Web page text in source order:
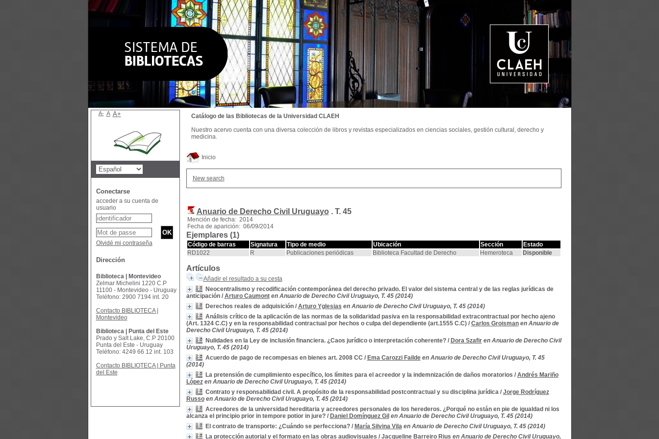
Inicio
New search
Anuario de Derecho Civil Uruguayo . T. 45
Mención de fecha: 2014
Fecha de aparición: 06/09/2014
Ejemplares (1)
Código de barras Signatura Tipo de medio Ubicación Sección
Estado
RD1022
R Publicaciones periódicas Biblioteca Facultad de Derecho Hemeroteca Disponible
Artículos
Añadir el resultado a su cesta
Neocentralismo y recodificación contemporánea del derecho privado. El valor del sistema central y de las reglas jurídicas de
anticipación/ Arturo Caumont en Anuario de Derecho Civil Uruguayo, T. 45 (2014)
Derechos reales de adquisición/ Arturo Yglesias en Anuario de Derecho Civil Uruguayo, T. 45 (2014)
Análisis crítico de la aplicación de las normas de la solidaridad pasiva en la responsabilidad extracontractual por hecho ajeno
(Art. 1324 C.C) y en la responsabilidad contractual por hechos o culpa del dependiente (art.1555 C.C)/ Carlos Groisman en Anuario de
Derecho Civil Uruguayo, T. 45 (2014)
Nulidades en la Ley de inclusión financiera. ¿Caos jurídico o interpretación coherente?/ Dora Szafir en Anuario de Derecho Civil
Uruguayo, T. 45 (2014)
Acuerdo de pago de recompesas en bienes art. 2008 CC / Ema Carozzi Failde en Anuario de Derecho Civil Uruguayo, T. 45
(2014)
La pretensión de cumplimiento específico, los límites para el acreedor y la indemnización de daños moratorios / Andrés Mariño
López en Anuario de Derecho Civil Uruguayo, T. 45 (2014)
Contrato y responsabilidad civil. A propósito de la responsabilidad postcontractual y su disciplina jurídica/ Jorge Rodríguez
Russo en Anuario de Derecho Civil Uruguayo, T. 45 (2014)
Acreedores de la universidad hereditaria y acreedores personales de los herederos. ¿Porqué no están en pie de igualdad ni los
alcanza el principio prior in tempore potior in jure?/ Daniel Domínguez Gil en Anuario de Derecho Civil Uruguayo, T. 45 (2014)
El contrato de transporte: ¿Cuándo se perfecciona?/ María Silvina Vila en Anuario de Derecho Civil Uruguayo, T. 45 (2014)
La protección autorial y el formato en las obras audiovisuales / Jacqueline Barreiro Rius en Anuario de Derecho Civil Uruguayo,
Catálogo de las Bibliotecas de la Universidad CLAEH
Nuestro acervo cuenta con una diversa colección de libros y revistas especializados en ciencias sociales, gestión cultural, derecho y
medicina.
A- A A+
Conectarse
acceder a su cuenta de
usuario
Olvidé mi contraseña
Dirección
Biblioteca | Montevideo
Zelmar Michelini 1220 C.P
11100 - Montevideo - Uruguay
Teléfono: 2900 7194 int. 20
Contacto BIBLIOTECA |
Montevideo
Biblioteca | Punta del Este
Prado y Salt Lake, C.P 20100
Punta del Este - Uruguay
Teléfono: 4249 66 12 int. 103
Contacto BIBLIOTECA | Punta
del Este